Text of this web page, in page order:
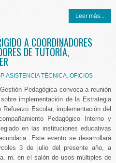
Leer más...
A COORDINADORES
DE TUTORÍA,
,ASISTENCIA TÉCNICA, OFICIOS
Pedagógica convoca a reunión
implementación de la Estrategia
Refuerzo Escolar, implementación del
Pedagógico Interno y
en las instituciones educativas
Este evento se desarrollará
3 de julio del presente año, a
m. en el salón de usos múltiples de